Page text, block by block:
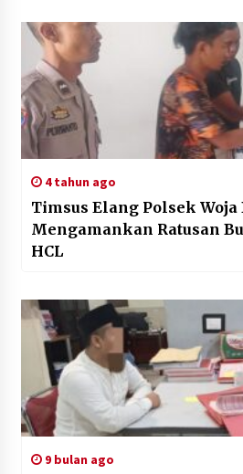
4 tahun ago
Timsus Elang Polsek
Mengamankan Ratusan
HCL
9 bulan ago